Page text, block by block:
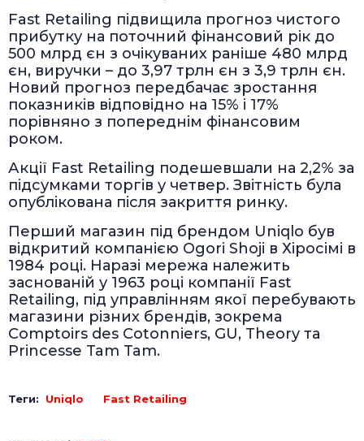
Fast Retailing підвищила прогноз чистого
прибутку на поточний фінансовий рік до
500 млрд єн з очікуваних раніше 480 млрд
єн, виручки – до 3,97 трлн єн з 3,9 трлн єн.
Новий прогноз передбачає зростання
показників відповідно на 15% і 17%
порівняно з попереднім фінансовим
роком.
Акції Fast Retailing подешевшали на 2,2% за
підсумками торгів у четвер. Звітність була
опублікована після закриття ринку.
Перший магазин під брендом Uniqlo був
відкритий компанією Ogori Shoji в Хіросімі в
1984 році. Наразі мережа належить
заснованій у 1963 році компанії Fast
Retailing, під управлінням якої перебувають
магазини різних брендів, зокрема
Comptoirs des Cotonniers, GU, Theory та
Princesse Tam Tam.
Теги: Uniqlo Fast Retailing